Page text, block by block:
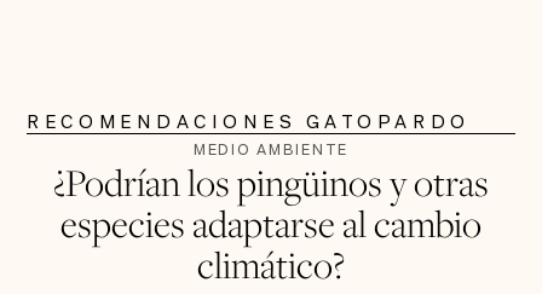
RECOMENDACIONES GATOPARDO
MEDIO AMBIENTE
¿Podrían los pingüinos y otras
especies adaptarse al cambio
climático?